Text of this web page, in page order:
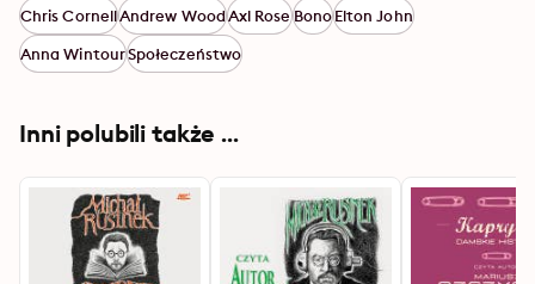
Chris CornellAndrew WoodAxl RoseBonoElton John
Anna WintourSpołeczeństwo
Inni polubili także ...